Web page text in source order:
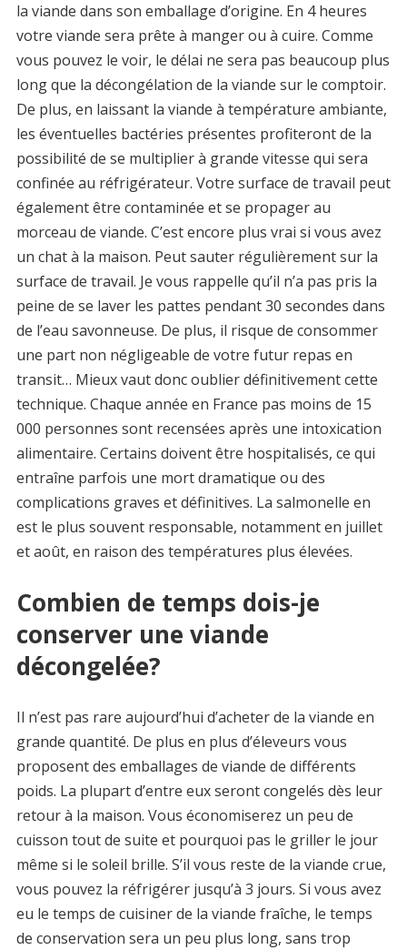
la viande dans son emballage d’origine. En 4 heures
votre viande sera prête à manger ou à cuire. Comme
vous pouvez le voir, le délai ne sera pas beaucoup plus
long que la décongélation de la viande sur le comptoir.
De plus, en laissant la viande à température ambiante,
les éventuelles bactéries présentes profiteront de la
possibilité de se multiplier à grande vitesse qui sera
confinée au réfrigérateur. Votre surface de travail peut
également être contaminée et se propager au
morceau de viande. C’est encore plus vrai si vous avez
un chat à la maison. Peut sauter régulièrement sur la
surface de travail. Je vous rappelle qu’il n’a pas pris la
peine de se laver les pattes pendant 30 secondes dans
de l’eau savonneuse. De plus, il risque de consommer
une part non négligeable de votre futur repas en
transit… Mieux vaut donc oublier définitivement cette
technique. Chaque année en France pas moins de 15
000 personnes sont recensées après une intoxication
alimentaire. Certains doivent être hospitalisés, ce qui
entraîne parfois une mort dramatique ou des
complications graves et définitives. La salmonelle en
est le plus souvent responsable, notamment en juillet
et août, en raison des températures plus élevées.
Combien de temps dois-je
conserver une viande
décongelée?
Il n’est pas rare aujourd’hui d’acheter de la viande en
grande quantité. De plus en plus d’éleveurs vous
proposent des emballages de viande de différents
poids. La plupart d’entre eux seront congelés dès leur
retour à la maison. Vous économiserez un peu de
cuisson tout de suite et pourquoi pas le griller le jour
même si le soleil brille. S’il vous reste de la viande crue,
vous pouvez la réfrigérer jusqu’à 3 jours. Si vous avez
eu le temps de cuisiner de la viande fraîche, le temps
de conservation sera un peu plus long, sans trop